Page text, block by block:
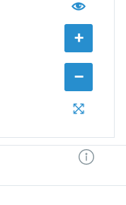
+
−